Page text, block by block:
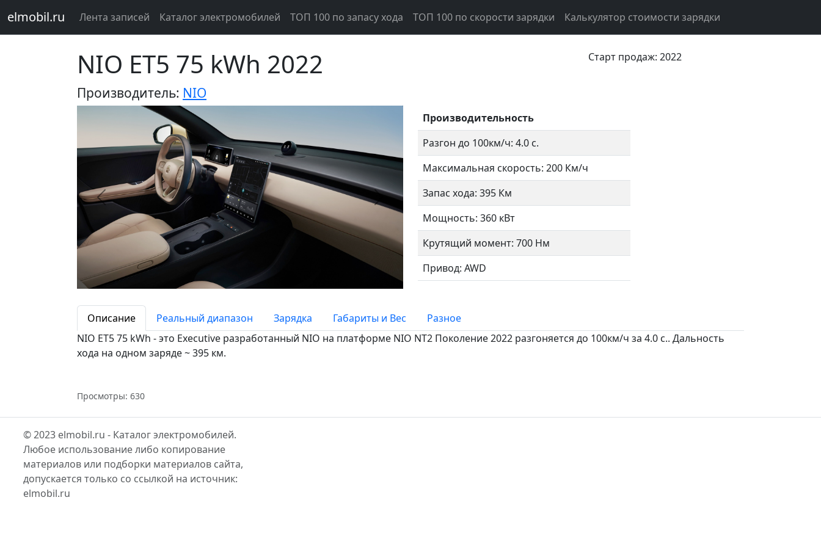
elmobil.ru Лента записей Каталог электромобилей ТОП 100 по запасу хода ТОП 100 по скорости зарядки Калькулятор стоимости зарядки
NIO ET5 75 kWh 2022
Производитель: NIO
Старт продаж: 2022
Предыдущий Следующий
Производительность
Разгон до 100км/ч: 4.0 с.
Максимальная скорость: 200 Км/ч
Запас хода: 395 Км
Мощность: 360 кВт
Крутящий момент: 700 Нм
Привод: AWD
Описание Реальный диапазон Зарядка Габариты и Вес
Разное
NIO ET5 75 kWh - это Executive разработанный NIO на платформе NIO NT2 Поколение 2022 разгоняется до 100км/ч за 4.0 c.. Дальность
хода на одном заряде ~ 395 км.
Просмотры: 630
© 2023 elmobil.ru - Каталог электромобилей.
Любое использование либо копирование
материалов или подборки материалов сайта,
допускается только со ссылкой на источник:
elmobil.ru